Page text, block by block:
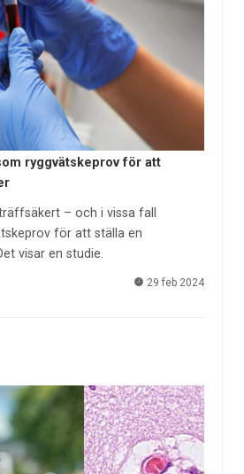
ryggvätskeprov för att
– och i vissa fall
för att ställa en
visar en studie.
29 feb 2024